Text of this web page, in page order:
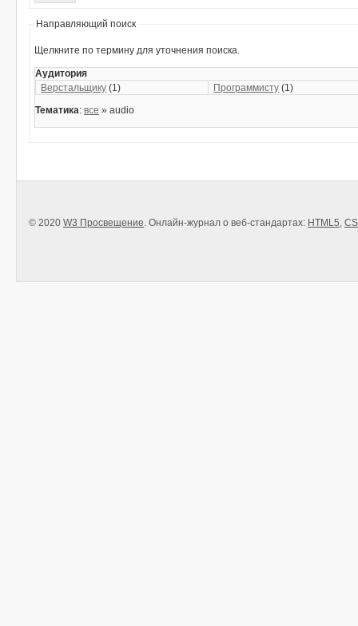
Направляющий поиск
Щелкните по термину для уточнения поиска.
Аудитория
Верстальщику (1) Программисту (1)
Тематика:все » audio
© 2020 W3 Просвещение. Онлайн-журнал о веб-стандартах: HTML5,